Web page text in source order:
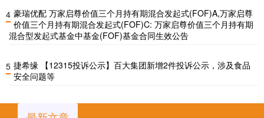
4 豪瑞优配 万家启尊价值三个月持有期混合发起式(FOF)A,万家启尊
价值三个月持有期混合发起式(FOF)C: 万家启尊价值三个月持有期
混合型发起式基金中基金(FOF)基金合同生效公告
5 捷希缘 【12315投诉公示】百大集团新增2件投诉公示，涉及食品
安全问题等